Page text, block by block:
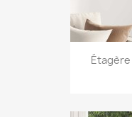
Étagère